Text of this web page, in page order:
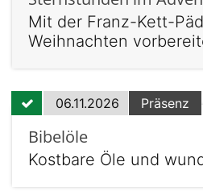
Mit der Franz-Kett-
Weihnachten
06.11.2026 Präsenz
Bibelöle
Kostbare Öle und